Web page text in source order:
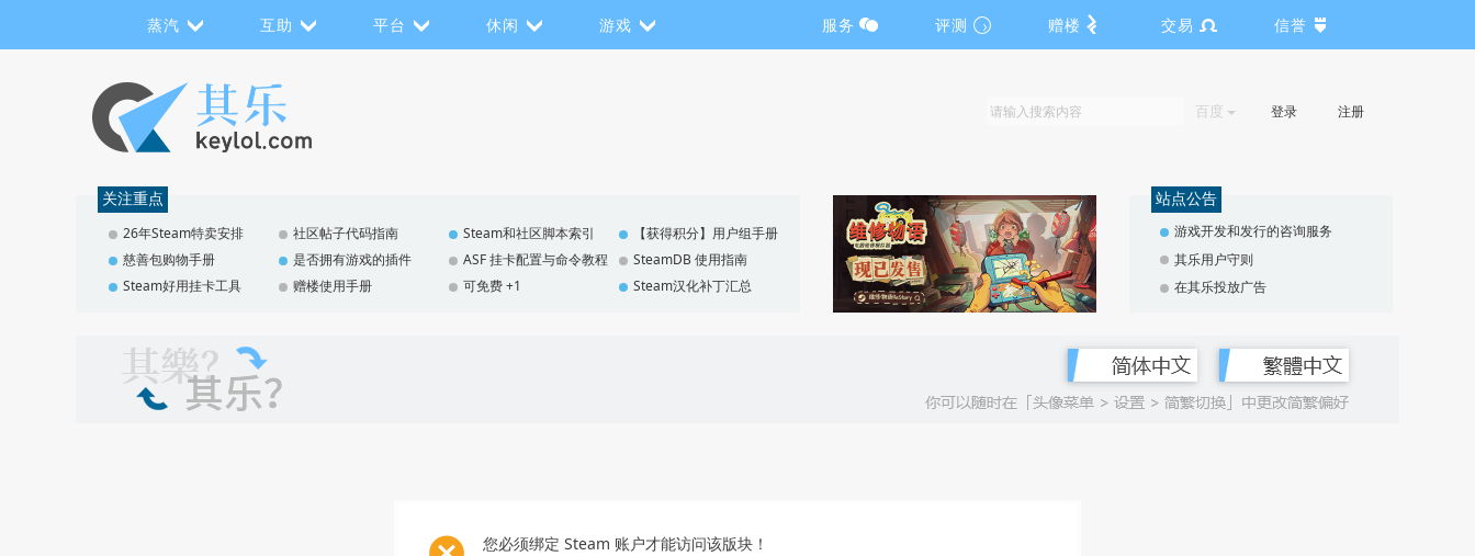
蒸汽 互助 平台 休闲 游戏 服务 评测 赠楼 交易 信誉
百度 登录 注册
关注重点
26年Steam特卖安排 社区帖子代码指南 Steam和社区脚本索引
【获得积分】用户组手册
慈善包购物手册
是否拥有游戏的插件 ASF 挂卡配置与命令教程
SteamDB 使用指南
Steam好用挂卡工具
赠楼使用手册 可免费 +1 Steam汉化补丁汇总
站点公告
游戏开发和发行的咨询服务
其乐用户守则
在其乐投放广告
您必须绑定 Steam 账户才能访问该版块！